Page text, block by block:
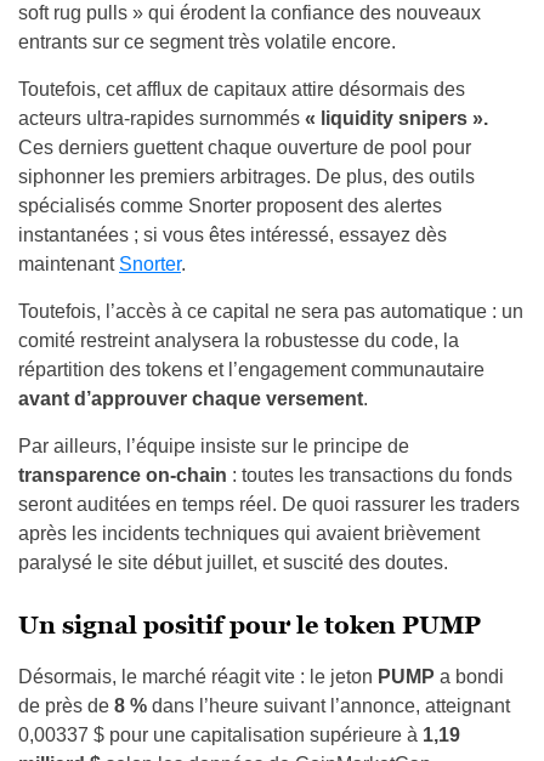
soft rug pulls » qui érodent la confiance des nouveaux
entrants sur ce segment très volatile encore.
Toutefois, cet afflux de capitaux attire désormais des
acteurs ultra-rapides surnommés « liquidity snipers ».
Ces derniers guettent chaque ouverture de pool pour
siphonner les premiers arbitrages. De plus, des outils
spécialisés comme Snorter proposent des alertes
instantanées ; si vous êtes intéressé, essayez dès
maintenant Snorter.
Toutefois, l’accès à ce capital ne sera pas automatique : un
comité restreint analysera la robustesse du code, la
répartition des tokens et l’engagement communautaire
avant d’approuver chaque versement.
Par ailleurs, l’équipe insiste sur le principe de
transparence on-chain : toutes les transactions du fonds
seront auditées en temps réel. De quoi rassurer les traders
après les incidents techniques qui avaient brièvement
paralysé le site début juillet, et suscité des doutes.
Un signal positif pour le token PUMP
Désormais, le marché réagit vite : le jeton PUMP a bondi
de près de 8 % dans l’heure suivant l’annonce, atteignant
0,00337 $ pour une capitalisation supérieure à 1,19